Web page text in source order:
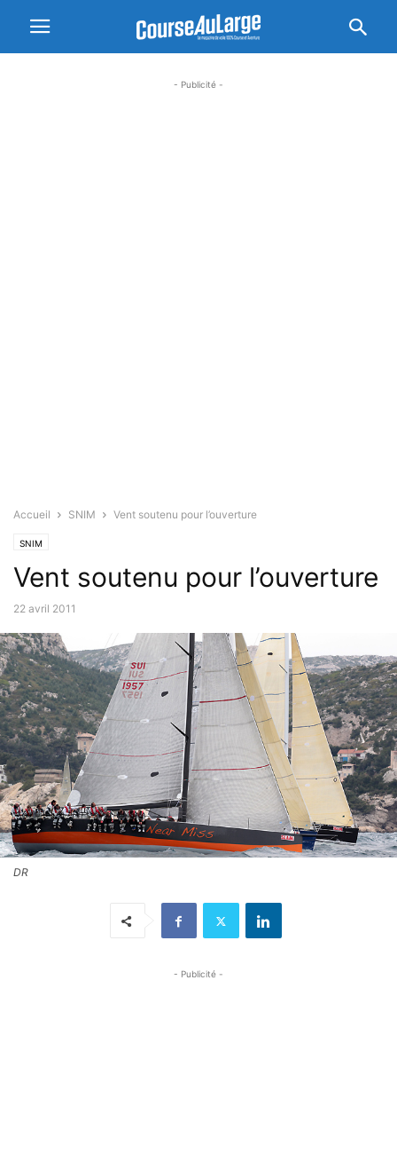
- Publicité -
Accueil SNIM Vent soutenu pour l’ouverture
SNIM
Vent soutenu pour l’ouverture
22 avril 2011
DR
- Publicité -